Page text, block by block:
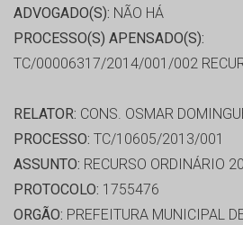
ADVOGADO(S): NÃO HÁ
PROCESSO(S) APENSADO(S):
TC/00006317/2014/001/002
RELATOR: CONS. OSMAR
PROCESSO: TC/10605/2013/001
ASSUNTO: RECURSO ORDINÁRIO
PROTOCOLO: 1755476
ORGÃO: PREFEITURA MUNICIPAL